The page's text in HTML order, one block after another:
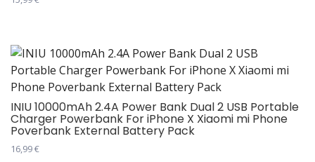
изабране
производа.
има
више
варијанти.
Опције
могу
бити
изабране
INIU 10000mAh 2.4A Power Bank Dual 2 USB Portable
Charger Powerbank For iPhone X Xiaomi mi Phone
Poverbank External Battery Pack
16,99€